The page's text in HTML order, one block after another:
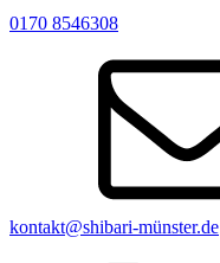
0170 8546308
kontakt@shibari-münster.de